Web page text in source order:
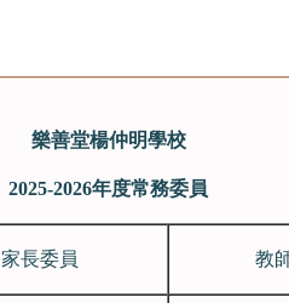
樂善堂楊仲明學校
2025-2026年度常務委員
家長委員 教